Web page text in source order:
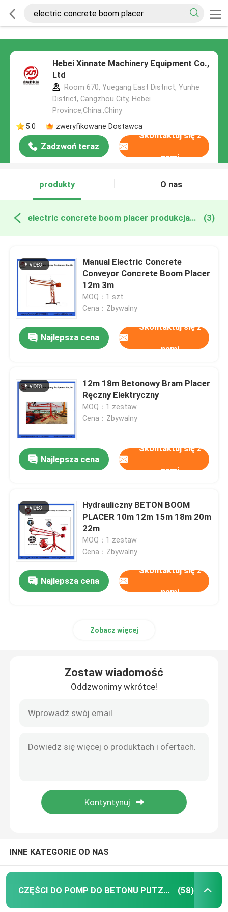
Hebei Xinnate Machinery Equipment Co.,
Ltd
Room 670, Yuegang East District, Yunhe
District, Cangzhou City, Hebei
Province,China.,Chiny
5.0
zweryfikowane Dostawca
Zadzwoń teraz
Skontaktuj się z
nami
produkty O nas
electric concrete boom placer produkcja online (3)
Manual Electric Concrete
Conveyor Concrete Boom Placer
12m 3m
MOQ：1 szt
Cena：Zbywalny
Najlepsza cena
Skontaktuj się z
nami
12m 18m Betonowy Bram Placer
Ręczny Elektryczny
MOQ：1 zestaw
Cena：Zbywalny
Najlepsza cena
Skontaktuj się z
nami
Hydrauliczny BETON BOOM
PLACER 10m 12m 15m 18m 20m
22m
MOQ：1 zestaw
Cena：Zbywalny
Najlepsza cena
Skontaktuj się z
nami
Zobacz więcej
Zostaw wiadomość
Oddzwonimy wkrótce!
INNE KATEGORIE OD NAS
CZĘŚCI DO POMP DO BETONU PUTZMEISTER (58)